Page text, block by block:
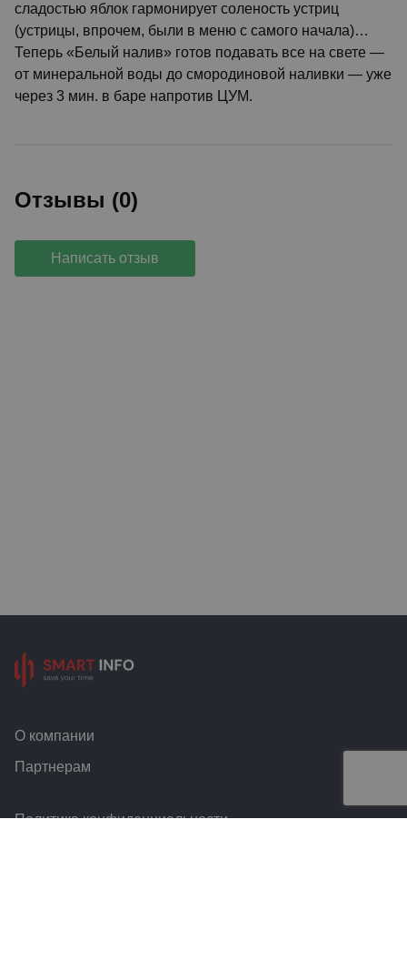
сладостью яблок гармонирует соленость устриц
(устрицы, впрочем, были в меню с самого начала)…
Теперь «Белый налив» готов подавать все на свете —
от минеральной воды до смородиновой наливки — уже
через 3 мин. в баре напротив ЦУМ.
Отзывы (0)
Написать отзыв
О компании
Партнерам
Политика конфиденциальности